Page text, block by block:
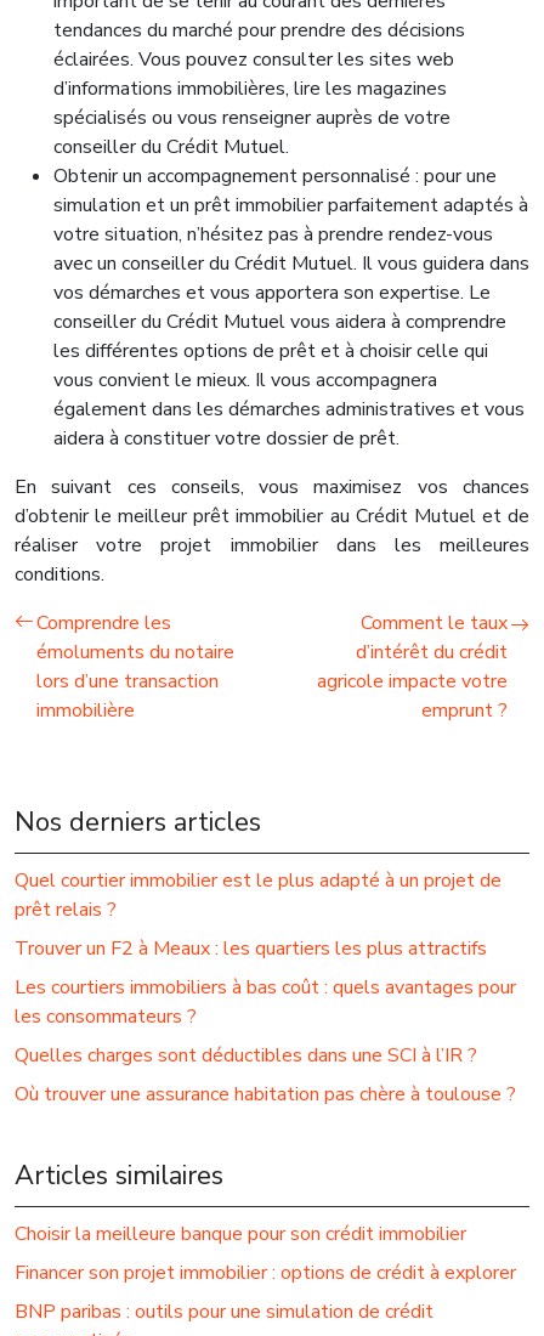
tendances du marché pour prendre des décisions
éclairées. Vous pouvez consulter les sites web
d’informations immobilières, lire les magazines
spécialisés ou vous renseigner auprès de votre
conseiller du Crédit Mutuel.
Obtenir un accompagnement personnalisé : pour une
simulation et un prêt immobilier parfaitement adaptés à
votre situation, n’hésitez pas à prendre rendez-vous
avec un conseiller du Crédit Mutuel. Il vous guidera dans
vos démarches et vous apportera son expertise. Le
conseiller du Crédit Mutuel vous aidera à comprendre
les différentes options de prêt et à choisir celle qui
vous convient le mieux. Il vous accompagnera
également dans les démarches administratives et vous
aidera à constituer votre dossier de prêt.
En suivant ces conseils, vous maximisez vos chances
d’obtenir le meilleur prêt immobilier au Crédit Mutuel et de
réaliser votre projet immobilier dans les meilleures
conditions.
Comprendre les
émoluments du notaire
lors d’une transaction
immobilière
Comment le taux
d’intérêt du crédit
agricole impacte votre
emprunt ?
Nos derniers articles
Quel courtier immobilier est le plus adapté à un projet de
prêt relais ?
Trouver un F2 à Meaux : les quartiers les plus attractifs
Les courtiers immobiliers à bas coût : quels avantages pour
les consommateurs ?
Quelles charges sont déductibles dans une SCI à l’IR ?
Où trouver une assurance habitation pas chère à toulouse ?
Articles similaires
Choisir la meilleure banque pour son crédit immobilier
Financer son projet immobilier : options de crédit à explorer
BNP paribas : outils pour une simulation de crédit